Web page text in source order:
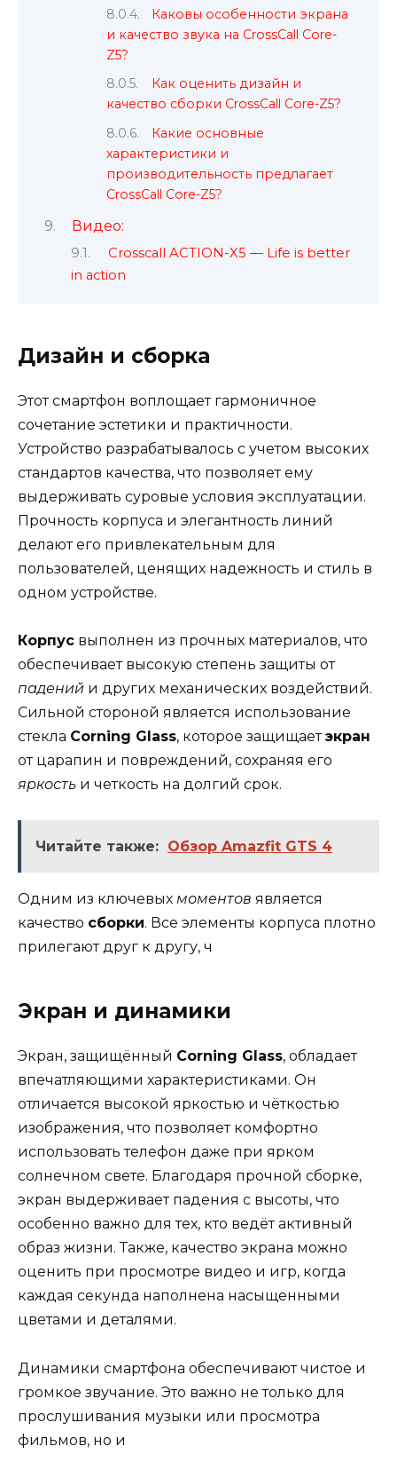
Каковы особенности экрана
и качество звука на CrossCall Core-
Z5?
Как оценить дизайн и
качество сборки CrossCall Core-Z5?
Какие основные
характеристики и
производительность предлагает
CrossCall Core-Z5?
Видео:
Crosscall ACTION-X5 — Life is better
in action
Дизайн и сборка
Этот смартфон воплощает гармоничное
сочетание эстетики и практичности.
Устройство разрабатывалось с учетом высоких
стандартов качества, что позволяет ему
выдерживать суровые условия эксплуатации.
Прочность корпуса и элегантность линий
делают его привлекательным для
пользователей, ценящих надежность и стиль в
одном устройстве.
Корпус выполнен из прочных материалов, что
обеспечивает высокую степень защиты от
падений и других механических воздействий.
Сильной стороной является использование
стекла Corning Glass, которое защищаетэкран
от царапин и повреждений, сохраняя его
яркость и четкость на долгий срок.
Читайте также: Обзор Amazfit GTS 4
Одним из ключевых моментов является
качество сборки. Все элементы корпуса плотно
прилегают друг к другу, ч
Экран и динамики
Экран, защищённый Corning Glass, обладает
впечатляющими характеристиками. Он
отличается высокой яркостью и чёткостью
изображения, что позволяет комфортно
использовать телефон даже при ярком
солнечном свете. Благодаря прочной сборке,
экран выдерживает падения с высоты, что
особенно важно для тех, кто ведёт активный
образ жизни. Также, качество экрана можно
оценить при просмотре видео и игр, когда
каждая секунда наполнена насыщенными
цветами и деталями.
Динамики смартфона обеспечивают чистое и
громкое звучание. Это важно не только для
прослушивания музыки или просмотра
фильмов, но и